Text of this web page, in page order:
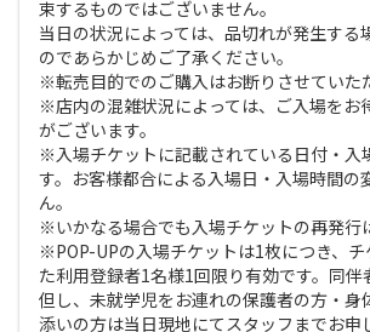
束するものではございません。
当日の状況によっては、品切れが発生する
のであらかじめご了承ください。
※転売目的でのご購入はお断りさせていた
※店内の混雑状況によっては、ご入場をお
がございます。
※入場チケットに記載されている日付・入
す。お客様都合による入場日・入場時間の
ん。
※いかなる場合でも入場チケットの再発行
※POP-UPの入場チケットは1枚につき、
た利用登録者1名様1回限り有効です。同伴
但し、未就学児をお連れの保護者の方・身
添いの方は当日現地にてスタッフまでお申